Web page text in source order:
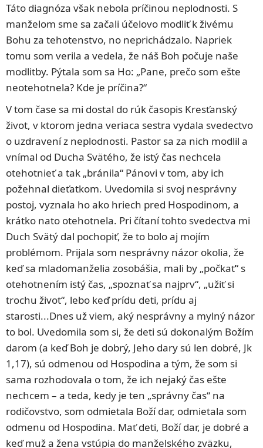
Táto diagnóza však nebola príčinou neplodnosti. S
manželom sme sa začali účelovo modliť k živému
Bohu za tehotenstvo, no neprichádzalo. Napriek
tomu som verila a vedela, že náš Boh počuje naše
modlitby. Pýtala som sa Ho: „Pane, prečo som ešte
neotehotnela? Kde je príčina?“
V tom čase sa mi dostal do rúk časopis Kresťanský
život, v ktorom jedna veriaca sestra vydala svedectvo
o uzdravení z neplodnosti. Pastor sa za nich modlil a
vnímal od Ducha Svätého, že istý čas nechcela
otehotnieť a tak „bránila“ Pánovi v tom, aby ich
požehnal dieťatkom. Uvedomila si svoj nesprávny
postoj, vyznala ho ako hriech pred Hospodinom, a
krátko nato otehotnela. Pri čítaní tohto svedectva mi
Duch Svätý dal pochopiť, že to bolo aj mojím
problémom. Prijala som nesprávny názor okolia, že
keď sa mladomanželia zosobášia, mali by „počkať“ s
otehotnením istý čas, „spoznať sa najprv“, „užiť si
trochu život“, lebo keď prídu deti, prídu aj
starosti...Dnes už viem, aký nesprávny a mylný názor
to bol. Uvedomila som si, že deti sú dokonalým Božím
darom (a keď Boh je dobrý, Jeho dary sú len dobré, Jk
1,17), sú odmenou od Hospodina a tým, že som si
sama rozhodovala o tom, že ich nejaký čas ešte
nechcem – a teda, kedy je ten „správny čas“ na
rodičovstvo, som odmietala Boží dar, odmietala som
odmenu od Hospodina. Mať deti, Boží dar, je dobré a
keď muž a žena vstúpia do manželského zväzku,